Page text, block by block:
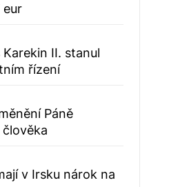
eur
II. stanul
řízení
Páně
v Irsku nárok na